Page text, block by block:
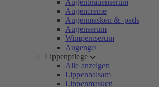
Augenbrauenserum
Augencreme
Augenmasken & -pads
Augenserum
Wimpernserum
Augengel
Lippenpflege
Alle anzeigen
Lippenbalsam
Lippenmasken